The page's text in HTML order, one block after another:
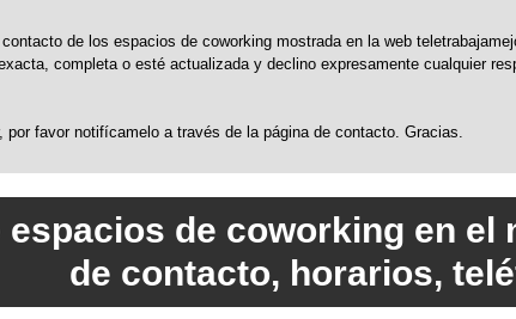
de los espacios de coworking mostrada en la web
completa o esté actualizada y declino expresamente cualquier
por favor notifícamelo a través de la página de contacto. Gracias.
espacios de coworking en
de contacto, horarios,